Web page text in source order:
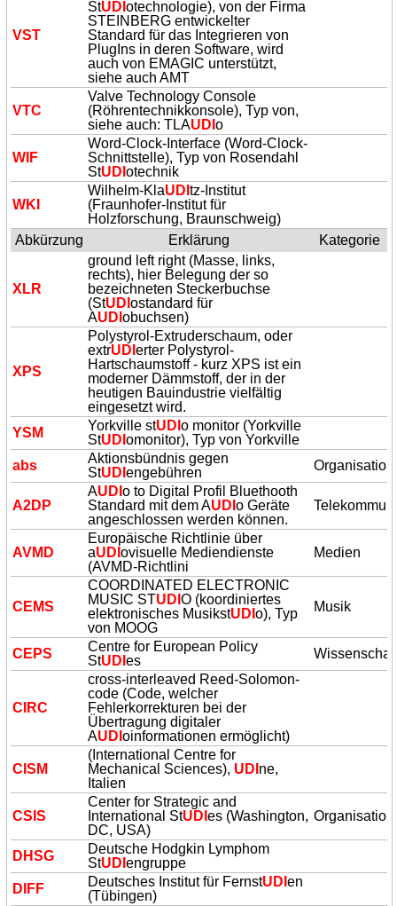
VST
StUDIotechnologie), von der Firma
STEINBERG entwickelter
Standard für das Integrieren von
PlugIns in deren Software, wird
auch von EMAGIC unterstützt,
siehe auch AMT
VTC
Valve Technology Console
(Röhrentechnikkonsole), Typ von,
siehe auch: TLAUDIo
WIF
Word-Clock-Interface (Word-Clock-
Schnittstelle), Typ von Rosendahl
StUDIotechnik
WKI
Wilhelm-KlaUDItz-Institut
(Fraunhofer-Institut für
Holzforschung, Braunschweig)
Abkürzung
Erklärung Kategorie
XLR
ground left right (Masse, links,
rechts), hier Belegung der so
bezeichneten Steckerbuchse
(StUDIostandard für
AUDIobuchsen)
XPS
Polystyrol-Extruderschaum, oder
extrUDIerter Polystyrol-
Hartschaumstoff - kurz XPS ist ein
moderner Dämmstoff, der in der
heutigen Bauindustrie vielfältig
eingesetzt wird.
YSM
Yorkville stUDIo monitor (Yorkville
StUDIomonitor), Typ von Yorkville
abs
Aktionsbündnis gegen
StUDIengebühren Organisation
A2DP
AUDIo to Digital Profil Bluethooth
Standard mit dem AUDIo Geräte
angeschlossen werden können.
AVMD
Europäische Richtlinie über
aUDIovisuelle Mediendienste
(AVMD-Richtlini
Medien
CEMS
COORDINATED ELECTRONIC
MUSIC STUDIO (koordiniertes
elektronisches MusikstUDIo), Typ
von MOOG
Musik
CEPS
Centre for European Policy
StUDIes
CIRC
cross-interleaved Reed-Solomon-
code (Code, welcher
Fehlerkorrekturen bei der
Übertragung digitaler
AUDIoinformationen ermöglicht)
CISM
(International Centre for
Mechanical Sciences), UDI ne,
Italien
CSIS
Center for Strategic and
International StUDIes (Washington,
DC, USA)
Organisation
DHSG
Deutsche Hodgkin Lymphom
StUDIengruppe
DIFF
Deutsches Institut für FernstUDIen
(Tübingen)